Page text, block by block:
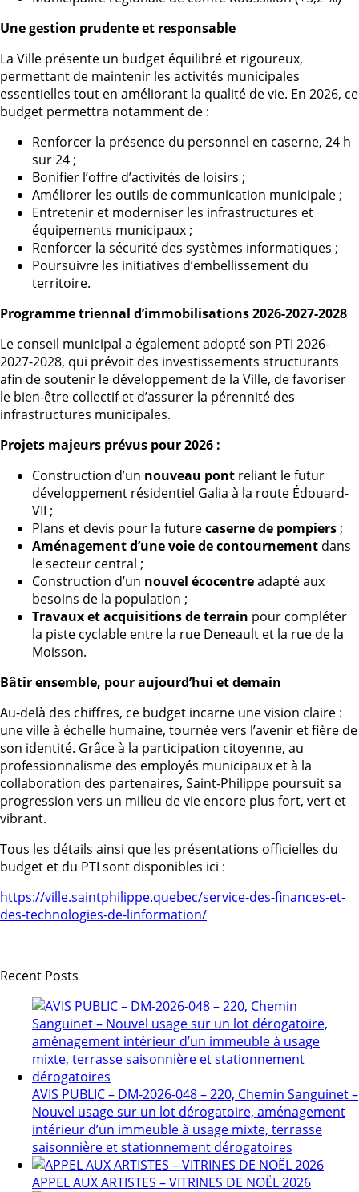
Une gestion prudente et responsable
La Ville présente un budget équilibré et rigoureux,
permettant de maintenir les activités municipales
essentielles tout en améliorant la qualité de vie. En 2026, ce
budget permettra notamment de :
Renforcer la présence du personnel en caserne, 24 h
sur 24 ;
Bonifier l’offre d’activités de loisirs ;
Améliorer les outils de communication municipale ;
Entretenir et moderniser les infrastructures et
équipements municipaux ;
Renforcer la sécurité des systèmes informatiques ;
Poursuivre les initiatives d’embellissement du
territoire.
Programme triennal d’immobilisations 2026-2027-2028
Le conseil municipal a également adopté son PTI 2026-
2027-2028, qui prévoit des investissements structurants
afin de soutenir le développement de la Ville, de favoriser
le bien-être collectif et d’assurer la pérennité des
infrastructures municipales.
Projets majeurs prévus pour 2026 :
Construction d’un nouveau pont reliant le futur
développement résidentiel Galia à la route Édouard-
VII ;
Plans et devis pour la futurecaserne de pompiers ;
Aménagement d’une voie de contournement dans
le secteur central ;
Construction d’un nouvel écocentreadapté aux
besoins de la population ;
Travaux et acquisitions de terrain pour compléter
la piste cyclable entre la rue Deneault et la rue de la
Moisson.
Bâtir ensemble, pour aujourd’hui et demain
Au-delà des chiffres, ce budget incarne une vision claire :
une ville à échelle humaine, tournée vers l’avenir et fière de
son identité. Grâce à la participation citoyenne, au
professionnalisme des employés municipaux et à la
collaboration des partenaires, Saint-Philippe poursuit sa
progression vers un milieu de vie encore plus fort, vert et
vibrant.
Tous les détails ainsi que les présentations officielles du
budget et du PTI sont disponibles ici :
https://ville.saintphilippe.quebec/service-des-finances-et-
des-technologies-de-linformation/
Recent Posts
AVIS PUBLIC – DM-2026-048 – 220, Chemin Sanguinet –
Nouvel usage sur un lot dérogatoire, aménagement
intérieur d’un immeuble à usage mixte, terrasse
saisonnière et stationnement dérogatoires
APPEL AUX ARTISTES – VITRINES DE NOËL 2026